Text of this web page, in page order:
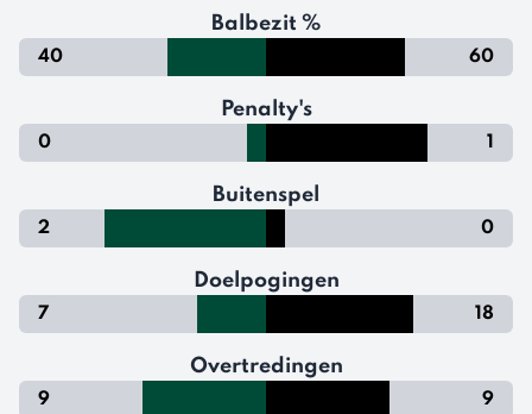
Balbezit %
40 60
Penalty's
0 1
Buitenspel
2 0
Doelpogingen
7 18
Overtredingen
9 9